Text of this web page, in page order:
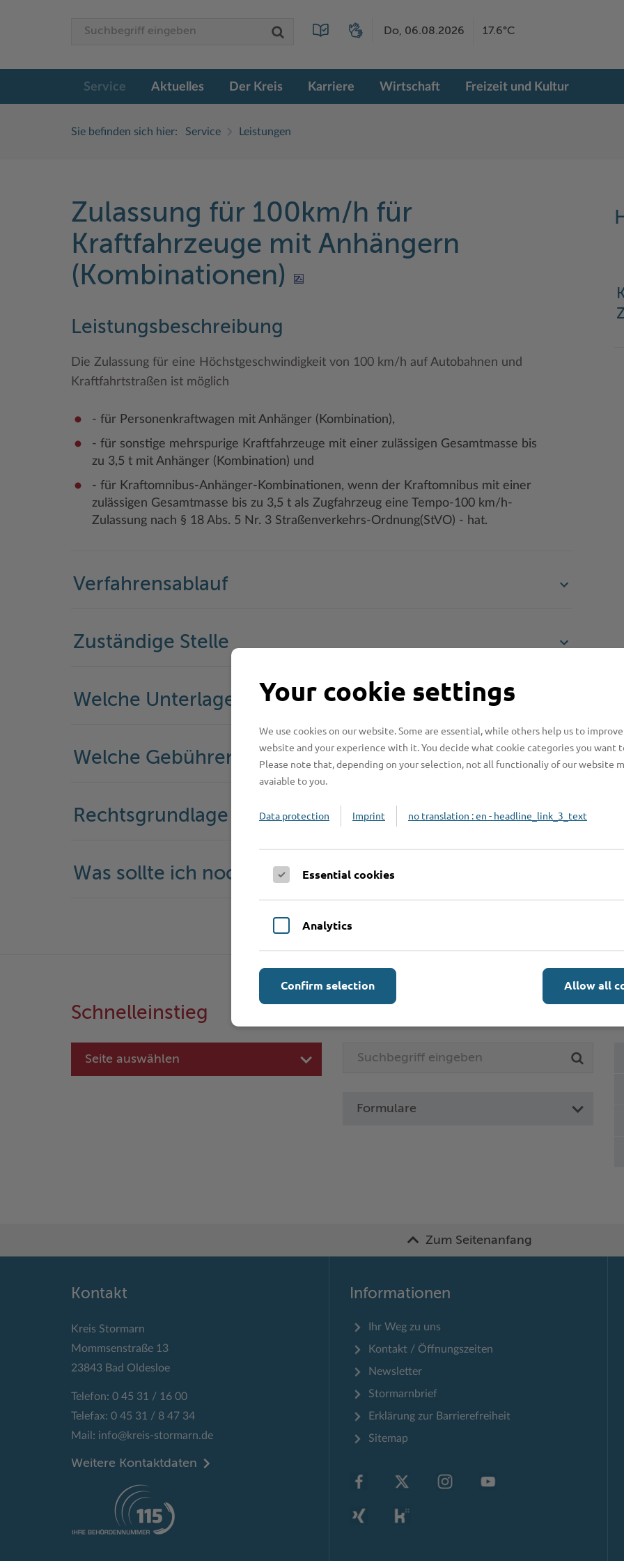
Do, 06.08.2026 17.6°C
Service Aktuelles Der Kreis Karriere Wirtschaft Freizeit und Kultur
Sie befinden sich hier: Service Leistungen
Zulassung für 100km/h für
Kraftfahrzeuge mit Anhängern
(Kombinationen)
Leistungsbeschreibung
Die Zulassung für eine Höchstgeschwindigkeit von 100 km/h auf Autobahnen und
Kraftfahrtstraßen ist möglich
- für Personenkraftwagen mit Anhänger (Kombination),
- für sonstige mehrspurige Kraftfahrzeuge mit einer zulässigen Gesamtmasse bis
zu 3,5 t mit Anhänger (Kombination) und
- für Kraftomnibus-Anhänger-Kombinationen, wenn der Kraftomnibus mit einer
zulässigen Gesamtmasse bis zu 3,5 t als Zugfahrzeug eine Tempo-100 km/h-
Zulassung nach § 18 Abs. 5 Nr. 3 Straßenverkehrs-Ordnung(StVO) - hat.
Verfahrensablauf
Zuständige Stelle
Welche Unterlagen werden benötigt?
Welche Gebühren fallen an?
Rechtsgrundlage
Was sollte ich noch wissen?
Schnelleinstieg
Seite auswählen
Formulare
Zum Seitenanfang
Kontakt
Kreis Stormarn
Mommsenstraße 13
23843 Bad Oldesloe
Telefon: 0 45 31 / 16 00
Telefax: 0 45 31 / 8 47 34
Mail: info@kreis-stormarn.de
Weitere Kontaktdaten
Informationen
Ihr Weg zu uns
Kontakt / Öffnungszeiten
Newsletter
Stormarnbrief
Erklärung zur Barrierefreiheit
Sitemap
Your cookie settings
We use cookies on our website. Some are essential, while others help us to
website and your experience with it. You decide what cookie categories you want
Please note that, depending on your selection, not all functionaliy of our website
avaiable to you.
Data protection Imprint no translation : en - headline_link_3_text
Essential cookies
Analytics
Allow all
Confirm selection